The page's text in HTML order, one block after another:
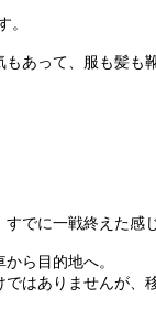
。
あって、服も髪も
でに一戦終えた感
ら目的地へ。
はありませんが、